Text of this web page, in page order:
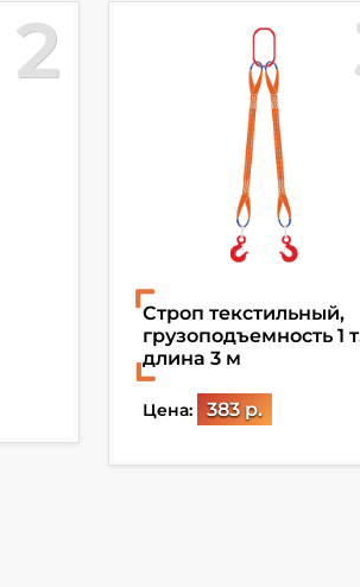
2
Строп текстильный,
грузоподъемность 1
длина 3 м
Цена: 383 р.